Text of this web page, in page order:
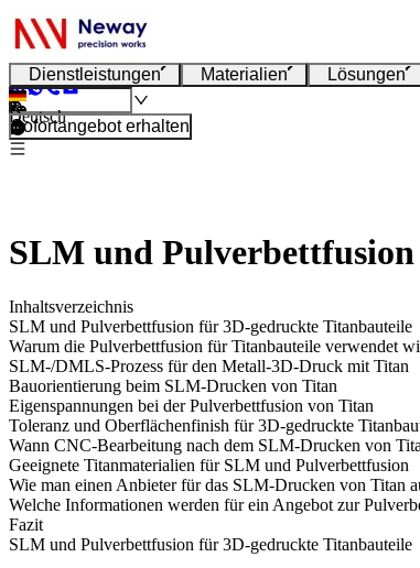
Dienstleistungen Materialien Lösungen
Deutsch
Sofortangebot erhalten
SLM und
Inhaltsverzeichnis
SLM und Pulverbettfusion für 3D-gedruckte Titanbauteile
Warum die Pulverbettfusion für Titanbauteile verwendet
SLM-/DMLS-Prozess für den Metall-3D-Druck mit Titan
Bauorientierung beim SLM-Drucken von Titan
Eigenspannungen bei der Pulverbettfusion von Titan
Toleranz und Oberflächenfinish für 3D-gedruckte
Wann CNC-Bearbeitung nach dem SLM-Drucken von
Geeignete Titanmaterialien für SLM und Pulverbettfusion
Wie man einen Anbieter für das SLM-Drucken von Titan
Welche Informationen werden für ein Angebot zur
Fazit
SLM und Pulverbettfusion für 3D-gedruckte Titanbauteile